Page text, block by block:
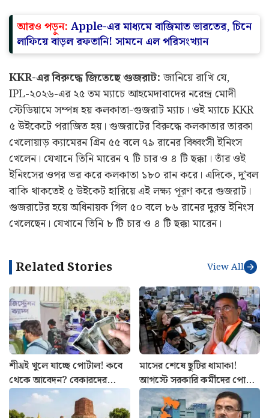
আরও পড়ুন: Apple-এর মাধ্যমে বাজিমাত ভারতের, চিনে
লাফিয়ে বাড়ল রফতানি! সামনে এল পরিসংখ্যান
KKR-এর বিরুদ্ধে জিতেছে গুজরাট: জানিয়ে রাখি যে,
IPL-২০২৬-এর ২৫ তম ম্যাচে আহমেদাবাদের নরেন্দ্র মোদী
স্টেডিয়ামে সম্পন্ন হয় কলকাতা-গুজরাট ম্যাচ। ওই ম্যাচে KKR
৫ উইকেটে পরাজিত হয়। গুজরাটের বিরুদ্ধে কলকাতার তারকা
খেলোয়াড় ক্যামেরন গ্রিন ৫৫ বলে ৭৯ রানের বিধ্বংসী ইনিংস
খেলেন। যেখানে তিনি মারেন ৭ টি চার ও ৪ টি ছক্কা। তাঁর ওই
ইনিংসের ওপর ভর করে কলকাতা ১৮০ রান করে। এদিকে, দু’বল
বাকি থাকতেই ৫ উইকেট হারিয়ে এই লক্ষ্য পূরণ করে গুজরাট।
গুজরাটের হয়ে অধিনায়ক গিল ৫০ বলে ৮৬ রানের দুরন্ত ইনিংস
খেলেছেন। যেখানে তিনি ৮ টি চার ও ৪ টি ছক্কা মারেন।
Related Stories View All
শীঘ্রই খুলে যাচ্ছে পোর্টাল! কবে
থেকে আবেদন? বেকারদের
‘যুবশক্তি’ প্রকল্প নিয়ে নয়া
আপডেট
মাসের শেষে ছুটির ধামাকা!
আগস্টে সরকারি কর্মীদের পোয়া
বারো, রইল হলিডে লিস্ট